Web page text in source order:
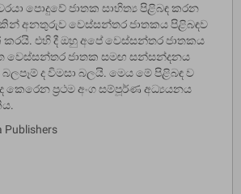
පොදුවේ ජාතක සාහිත්‍ය පිළිබඳ කරන
අනතුරුව වෙස්සන්තර ජාතකය පිළිබඳව
එහි දී ඔහු අපේ වෙස්සන්තර ජාතකය
වෙස්සන්තර ජාතක සමඟ සන්සන්දනය
ද විමසා බලයි. මෙය මේ පිළිබඳ ව
කෙරෙන ප්‍රථම අංග සම්පූර්ණ අධ්‍යයනය
Publishers